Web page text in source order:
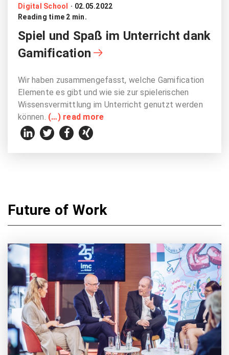
Digital School · 02.05.2022
Reading time 2 min.
Spiel und Spaß im Unterricht dank
Gamification
Wir haben zusammengefasst, welche Gamification
Elemente es gibt und wie sie zur spielerischen
Wissensvermittlung im Unterricht genutzt werden
können. (…) read more
Future of Work